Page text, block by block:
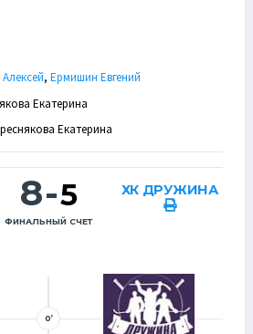
, Ермишин Евгений
Екатерина
Екатерина
8-5
ФИНАЛЬНЫЙ СЧЕТ
ХК ДРУЖИНА
0’